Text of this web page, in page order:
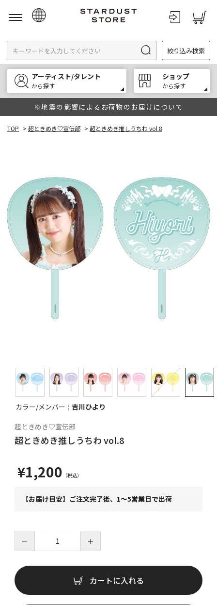
English
한국어
中文
絞り込み検索
アーティスト/タレント
から探す
ショップ
から探す
※地震の影響によるお荷物のお届けについて
TOP > 超ときめき♡宣伝部 > 超ときめき推しうちわ vol.8
カラー/メンバー 吉川ひより
超ときめき♡宣伝部
超ときめき推しうちわ vol.8
¥1,200
【お届け目安】ご注文完了後、1～5営業日で出荷
－ ＋
カートに入れる